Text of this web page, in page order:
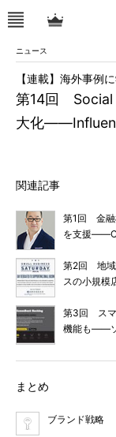
ニュース
第14回 Social
大化
【連載】海外事例
関連記事
第1回 金融
を支援
第2回 地域
スの小規模
第3回 スマ
機能も――
まとめ
ブランド戦略